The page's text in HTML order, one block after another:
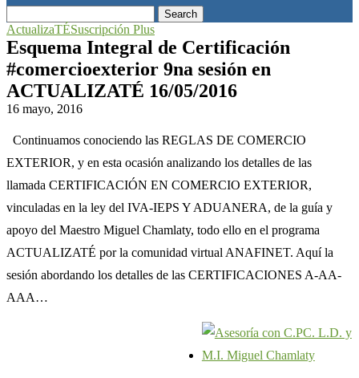
Search
ActualizaTÉSuscripción Plus
Esquema Integral de Certificación
#comercioexterior 9na sesión en
ACTUALIZATÉ 16/05/2016
16 mayo, 2016
Continuamos conociendo las REGLAS DE COMERCIO
EXTERIOR, y en esta ocasión analizando los detalles de las
llamada CERTIFICACIÓN EN COMERCIO EXTERIOR,
vinculadas en la ley del IVA-IEPS Y ADUANERA, de la guía y
apoyo del Maestro Miguel Chamlaty, todo ello en el programa
ACTUALIZATÉ por la comunidad virtual ANAFINET. Aquí la
sesión abordando los detalles de las CERTIFICACIONES A-AA-
AAA…